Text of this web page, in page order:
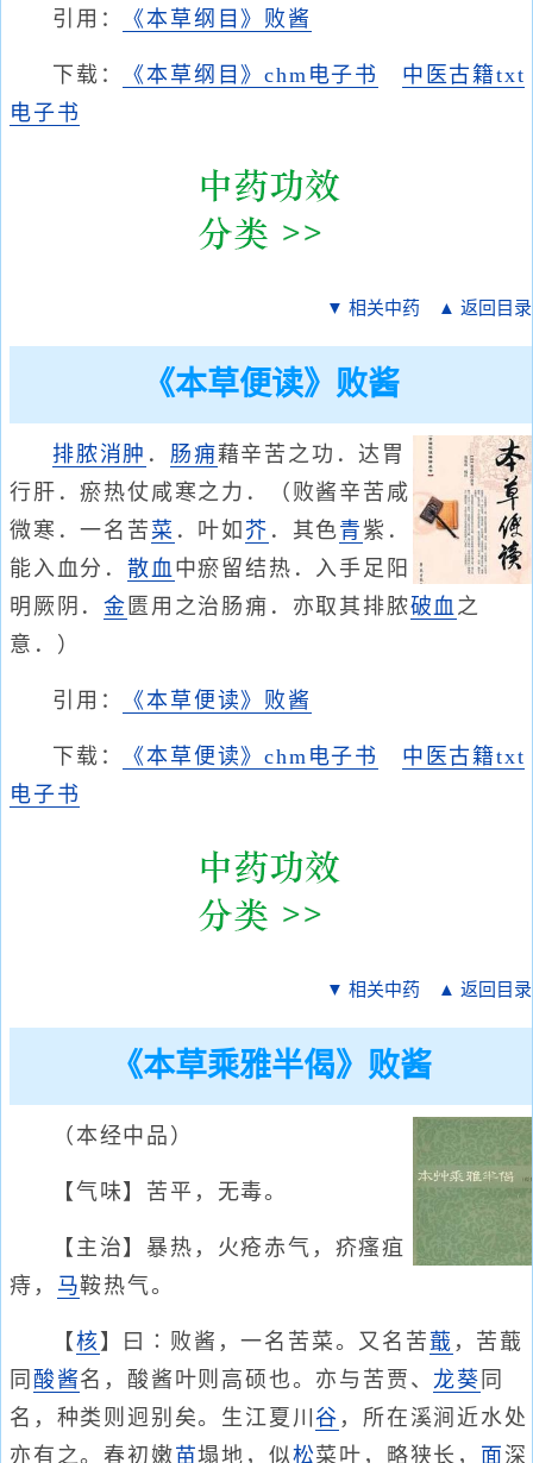
引用： 《本草纲目》败酱
下载： 《本草纲目》chm电子书
中医古籍txt
电子书
▼ 相关中药 ▲ 返回目录
《本草便读》败酱
排脓消肿 ． 肠痈藉辛苦之功．达胃
行肝．瘀热仗咸寒之力．（败酱辛苦咸
微寒．一名苦 菜 ．叶如 芥 ．其色青 紫．
能入血分． 散血中瘀留结热．入手足阳
明厥阴．金 匮用之治肠痈．亦取其排脓破血之
意．）
引用： 《本草便读》败酱
下载： 《本草便读》chm电子书
中医古籍txt
电子书
▼ 相关中药 ▲ 返回目录
《本草乘雅半偈》败酱
（本经中品）
【气味】苦平，无毒。
【主治】暴热，火疮赤气，疥瘙疽
痔， 马鞍热气。
【 核 】曰∶败酱，一名苦菜。又名苦 蕺 ，苦蕺
同 酸酱名，酸酱叶则高硕也。亦与苦贾、 龙葵 同
名，种类则迥别矣。生江夏川谷 ，所在溪涧近水处
亦有之。春初嫩苗塌地，似松菜叶，略狭长， 面 深